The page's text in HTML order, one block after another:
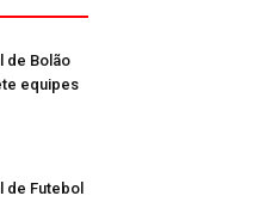
de Bolão
equipes
de Futebol